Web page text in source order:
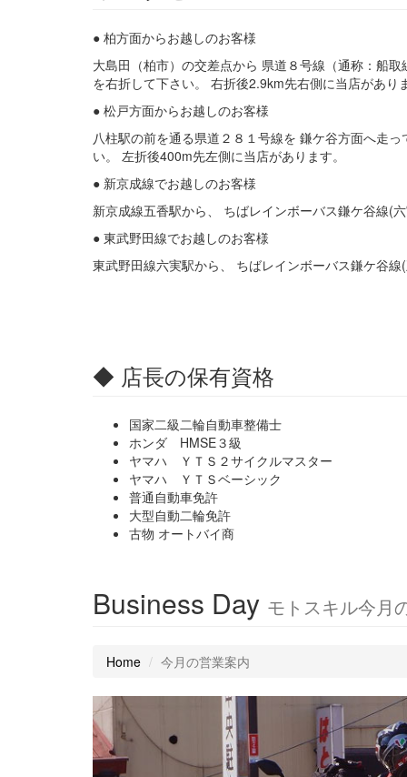
● 柏方面からお越しのお客様
大島田（柏市）の交差点から 県道８号線（通称：船
を右折して下さい。 右折後2.9km先右側に当店があり
● 松戸方面からお越しのお客様
八柱駅の前を通る県道２８１号線を 鎌ケ谷方面へ走
い。 左折後400m先左側に当店があります。
● 新京成線でお越しのお客様
新京成線五香駅から、 ちばレインボーバス鎌ケ谷線
● 東武野田線でお越しのお客様
東武野田線六実駅から、 ちばレインボーバス鎌ケ谷
◆ 店長の保有資格
国家二級二輪自動車整備士
ホンダ HMSE３級
ヤマハ ＹＴＳ２サイクルマスター
ヤマハ ＹＴＳベーシック
普通自動車免許
大型自動二輪免許
古物 オートバイ商
Business Day モトスキル今月
Home 今月の営業案内